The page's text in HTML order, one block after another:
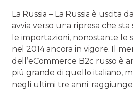
La Russia – La Russia è uscita
avvia verso una ripresa che
le importazioni, nonostante le
nel 2014 ancora in vigore. Il
dell’eCommerce B2c russo è
più grande di quello italiano,
negli ultimi tre anni,